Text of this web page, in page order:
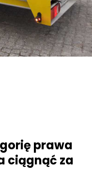
prawa
ciągnąć za